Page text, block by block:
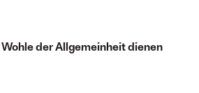
Wohle der Allgemeinheit dienen